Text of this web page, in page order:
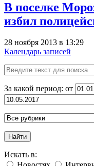
В поселке
избил
28 ноября 2013 в 13:29
Календарь записей
За какой период: от
Найти
Искать в: